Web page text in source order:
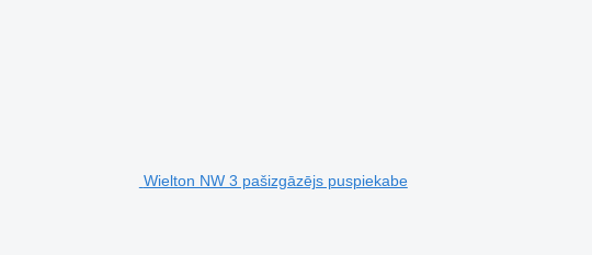
Wielton NW 3 pašizgāzējs puspiekabe